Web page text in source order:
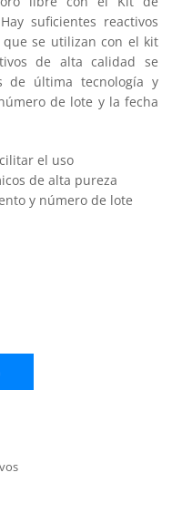
suficientes reactivos
se utilizan con el kit
de alta calidad se
de última tecnología y
de lote y la fecha
el uso
de alta pureza
y número de lote